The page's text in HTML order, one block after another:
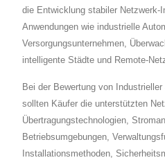
die Entwicklung stabiler Netzwerk-
Anwendungen wie industrielle
Versorgungsunternehmen,
intelligente Städte und Remote-
Bei der Bewertung von
sollten Käufer die unterstützten
Übertragungstechnologien,
Betriebsumgebungen,
Installationsmethoden,